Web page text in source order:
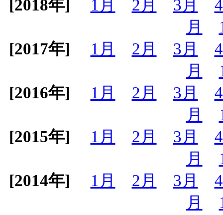
[2018年] 1月 2月 3月
月
[2017年]
1月 2月 3月
月
[2016年]
1月 2月 3月
月
[2015年]
1月 2月 3月
月
[2014年]
1月 2月 3月
月